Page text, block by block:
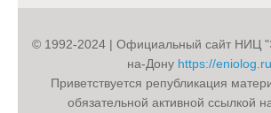
© 1992-2024 | Официальный сайт НИЦ
на-Дону https://eniolog.ru
Приветствуется републикация
обязательной активной ссылкой